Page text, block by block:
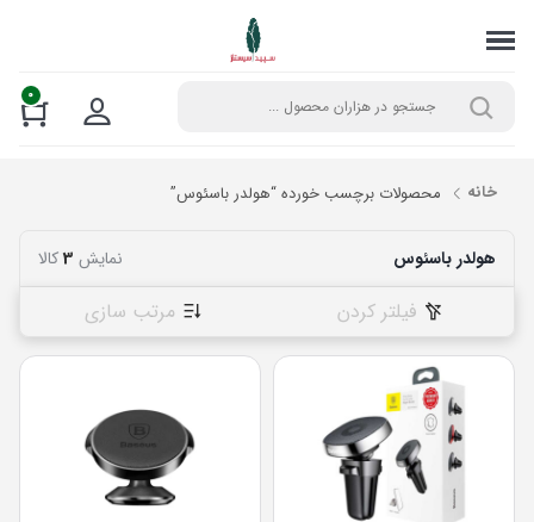
0
خانه محصولات برچسب خورده “هولدر باسئوس”
هولدر باسئوس نمایش 3کالا
فیلتر کردن مرتب سازی